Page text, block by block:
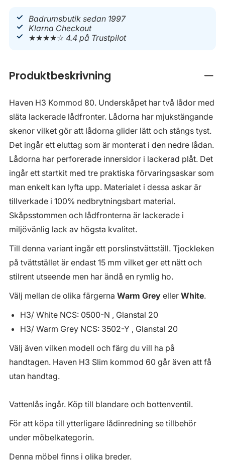
Badrumsbutik sedan 1997
Klarna Checkout
★★★★☆4.4 på Trustpilot
Produktbeskrivning
Haven H3 Kommod 80. Underskåpet har två lådor med
släta lackerade lådfronter. Lådorna har mjukstängande
skenor vilket gör att lådorna glider lätt och stängs tyst.
Det ingår ett eluttag som är monterat i den nedre lådan.
Lådorna har perforerade innersidor i lackerad plåt. Det
ingår ett startkit med tre praktiska förvaringsaskar som
man enkelt kan lyfta upp. Materialet i dessa askar är
tillverkade i 100% nedbrytningsbart material.
Skåpsstommen och lådfronterna är lackerade i
miljövänlig lack av högsta kvalitet.
Till denna variant ingår ett porslinstvättställ. Tjockleken
på tvättstället är endast 15 mm vilket ger ett nätt och
stilrent utseende men har ändå en rymlig ho.
Välj mellan de olika färgerna Warm Grey eller White.
H3/ White NCS: 0500-N , Glanstal 20
H3/ Warm Grey NCS: 3502-Y , Glanstal 20
Välj även vilken modell och färg du vill ha på
handtagen. Haven H3 Slim kommod 60 går även att få
utan handtag.
Vattenlås ingår. Köp till blandare och bottenventil.
För att köpa till ytterligare lådinredning se tillbehör
under möbelkategorin.
Denna möbel finns i olika breder.